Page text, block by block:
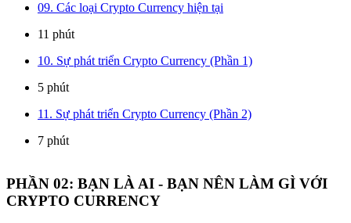
09. Các loại Crypto Currency hiện tại
11 phút
10. Sự phát triển Crypto Currency (Phần 1)
5 phút
11. Sự phát triển Crypto Currency (Phần 2)
7 phút
PHẦN 02: BẠN LÀ AI - BẠN NÊN LÀM GÌ VỚI
CRYPTO CURRENCY